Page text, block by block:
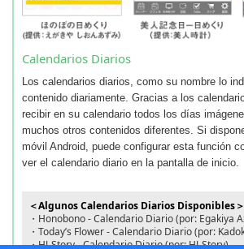
Calendarios Diarios
Los calendarios diarios, como su nombre lo
contenido diariamente. Gracias a los
recibir en su calendario todos los días
muchos otros contenidos diferentes. Si
móvil Android, puede configurar esta función
ver el calendario diario en la pantalla de inicio.
＜Algunos Calendarios Diarios Disponibles＞
・Honobono - Calendario Diario (por: Egakiya
・Today’s Flower - Calendario Diario (por:
・HJ-Story - Calendario Diario (por: HJ-Story)